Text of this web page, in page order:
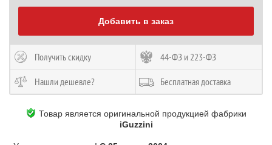
Добавить в заказ
Получить скидку 44-ФЗ и 223-ФЗ
Нашли дешевле? Бесплатная доставка
Товар является оригинальной продукцией фабрики
iGuzzini